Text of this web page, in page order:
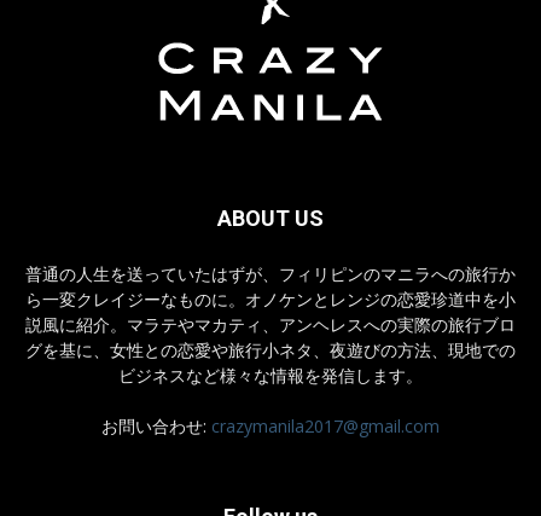
ABOUT US
普通の人生を送っていたはずが、フィリピンのマニラへの旅行か
ら一変クレイジーなものに。オノケンとレンジの恋愛珍道中を小
説風に紹介。マラテやマカティ、アンヘレスへの実際の旅行ブロ
グを基に、女性との恋愛や旅行小ネタ、夜遊びの方法、現地での
ビジネスなど様々な情報を発信します。
お問い合わせ: crazymanila2017@gmail.com